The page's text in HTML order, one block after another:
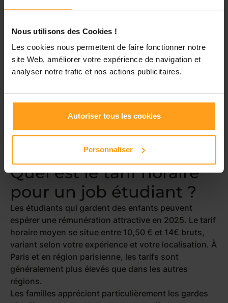
Nous utilisons des Cookies !
Les cookies nous permettent de faire fonctionner notre
site Web, améliorer votre expérience de navigation et
analyser notre trafic et nos actions publicitaires.
Autoriser tous les cookies
Personnaliser
Quel est le tarif horaire
pour un job étudiant ?
Les étudiants qui gardent des enfants peuvent
espérer une rémunération attractive en 2025. Le tarif
horaire moyen se situe entre 10,50 € et 14€ bruts,
variant selon votre expérience et votre localisation. À
Paris et en région parisienne, les tarifs sont
généralement plus élevés que dans les autres
régions.
Les familles apprécient particulièrement les gardes